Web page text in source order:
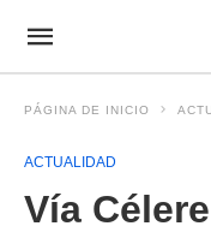
PÁGINA DE INICIO
ACTUALIDAD
Vía